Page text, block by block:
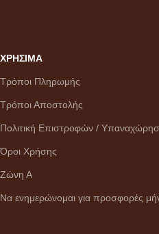
ΧΡΗΣΙΜΑ
Τρόποι Πληρωμής
Τρόποι Αποστολής
Πολιτική Επιστροφών /
Όροι Χρήσης
Ζώνη Α
Να ενημερώνομαι για προσφορές